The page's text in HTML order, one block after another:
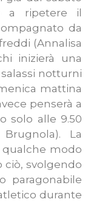
a ripetere il
da
(Annalisa
inizierà una
notturni
mattina
penserà a
solo alle 9.50
La
modo
svolgendo
paragonabile
durante